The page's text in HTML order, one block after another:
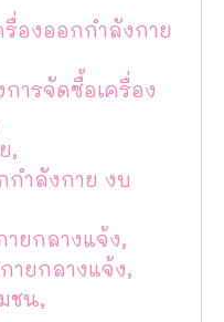
องออกกำลังกาย
ารจัดซื้อเครื่อง
,
กำลังกาย งบ
ายกลางแจ้ง,
ายกลางแจ้ง,
ชน,